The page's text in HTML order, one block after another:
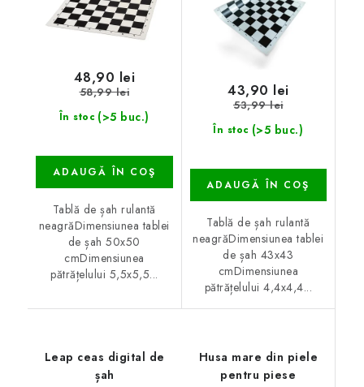
În stoc (>5 buc.)
48,90 lei
58,99 lei
ADAUGĂ ÎN COŞ
Tablă de șah rulantă
neagrăDimensiunea tablei
de șah 50x50
cmDimensiunea
pătrățelului 5,5x5,5...
În stoc (>5 buc.)
43,90 lei
53,99 lei
ADAUGĂ ÎN COŞ
Tablă de șah rulantă
neagrăDimensiunea tablei
de șah 43x43
cmDimensiunea
pătrățelului 4,4x4,4...
Leap ceas digital de
șah
Husa mare din piele
pentru piese